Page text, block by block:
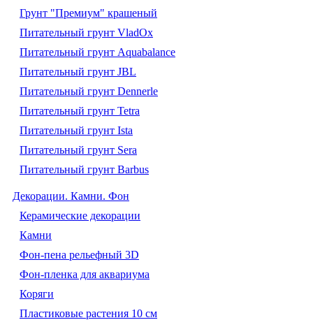
Грунт "Премиум" крашеный
Питательный грунт VladOx
Питательный грунт Aquabalance
Питательный грунт JBL
Питательный грунт Dennerle
Питательный грунт Tetra
Питательный грунт Ista
Питательный грунт Sera
Питательный грунт Barbus
Декорации. Камни. Фон
Керамические декорации
Камни
Фон-пена рельефный 3D
Фон-пленка для аквариума
Коряги
Пластиковые растения 10 см